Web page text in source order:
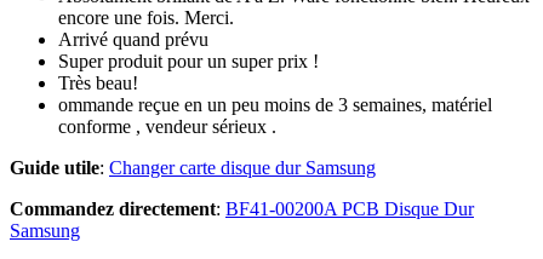
encore une fois. Merci.
Arrivé quand prévu
Super produit pour un super prix !
Très beau!
ommande reçue en un peu moins de 3 semaines, matériel
conforme , vendeur sérieux .
Guide utile: Changer carte disque dur Samsung
Commandez directement: BF41-00200A PCB Disque Dur
Samsung